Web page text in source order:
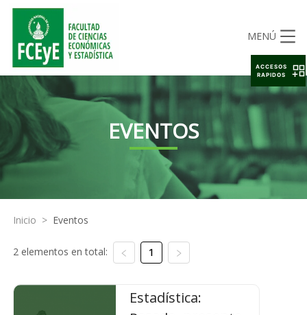
MENÚ
EVENTOS
Inicio > Eventos
2 elementos en total: 1
Estadística:
ACCESOS
RAPIDOS